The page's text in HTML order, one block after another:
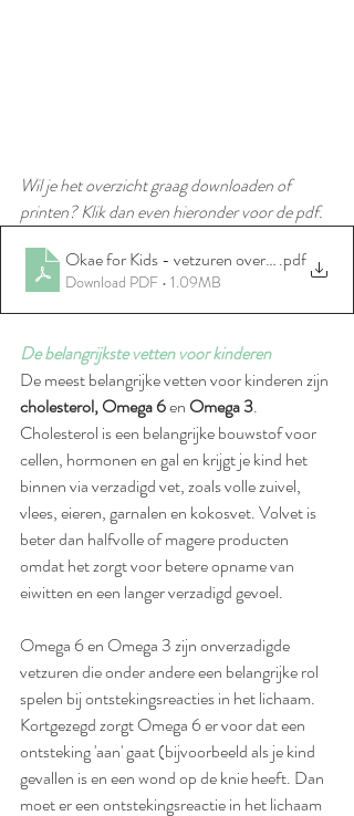
Wil je het overzicht graag downloaden of
printen? Klik dan even hieronder voor de pdf.
Okae for Kids - vetzuren overzicht
.pdf
Download PDF • 1.09MB
De belangrijkste vetten voor kinderen
De meest belangrijke vetten voor kinderen zijn
cholesterol, Omega 6 en Omega 3.
Cholesterol is een belangrijke bouwstof voor
cellen, hormonen en gal en krijgt je kind het
binnen via verzadigd vet, zoals volle zuivel,
vlees, eieren, garnalen en kokosvet. Volvet is
beter dan halfvolle of magere producten
omdat het zorgt voor betere opname van
eiwitten en een langer verzadigd gevoel.
Omega 6 en Omega 3 zijn onverzadigde
vetzuren die onder andere een belangrijke rol
spelen bij ontstekingsreacties in het lichaam.
Kortgezegd zorgt Omega 6 er voor dat een
ontsteking 'aan' gaat (bijvoorbeeld als je kind
gevallen is en een wond op de knie heeft. Dan
moet er een ontstekingsreactie in het lichaam